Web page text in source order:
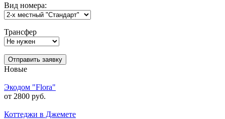
Вид номера:
Трансфер
Отправить заявку
Новые
Экодом "Flora"
от 2800 руб.
Коттеджи в Джемете